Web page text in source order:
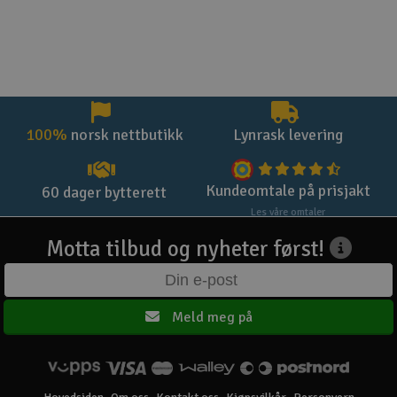
100% norsk nettbutikk Lynrask levering
60 dager bytterett Kundeomtale på prisjakt
Les våre omtaler
Motta tilbud og nyheter først!
Meld meg på